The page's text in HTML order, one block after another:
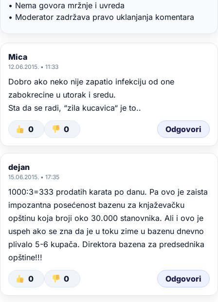
• Nema govora mržnje i uvreda
• Moderator zadržava pravo uklanjanja komentara
Mica
12.06.2015. • 11:33
Dobro ako neko nije zapatio infekciju od one
zabokrecine u utorak i sredu.
Sta da se radi, “zila kucavica“ je to..
0 0 Odgovori
dejan
15.06.2015. • 17:35
1000:3=333 prodatih karata po danu. Pa ovo je zaista
impozantna posećenost bazenu za knjaževačku
opštinu koja broji oko 30.000 stanovnika. Ali i ovo je
uspeh ako se zna da je u toku zime u bazenu dnevno
plivalo 5-6 kupača. Direktora bazena za predsednika
opštine!!!
0 0 Odgovori